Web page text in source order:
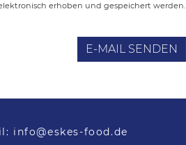
erhoben und gespeichert werden.
E-MAIL SENDEN
info@eskes-food.de